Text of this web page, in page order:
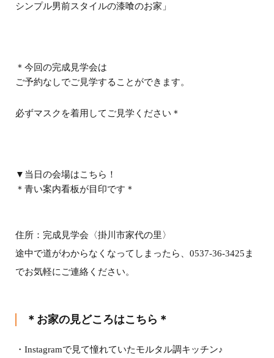
シンプル男前スタイルの漆喰のお家」
＊今回の完成見学会は
ご予約なしでご見学することができます。
必ずマスクを着用してご見学ください＊
▼当日の会場はこちら！
＊青い案内看板が目印です＊
住所：完成見学会〈掛川市家代の里〉
途中で道がわからなくなってしまったら、0537-36-3425ま
でお気軽にご連絡ください。
＊お家の見どころはこちら＊
・Instagramで見て憧れていたモルタル調キッチン♪